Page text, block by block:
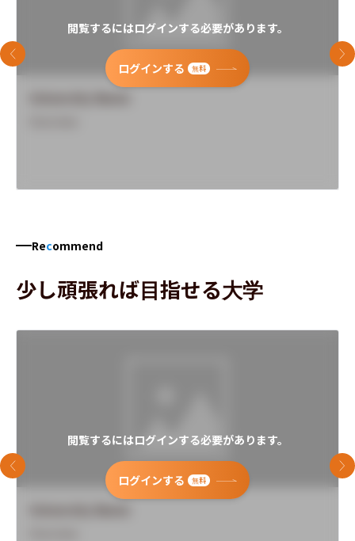
閲覧するにはログインする必要があります。
ログインする 無料
前のスライド 次
Recommend
少し頑張れば目指せる大学
閲覧するにはログインする必要があります。
ログインする 無料
前のスライド 次